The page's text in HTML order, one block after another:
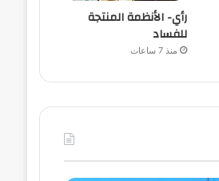
رأي- الأنظمة المنتجة
للفساد
منذ 7 ساعات